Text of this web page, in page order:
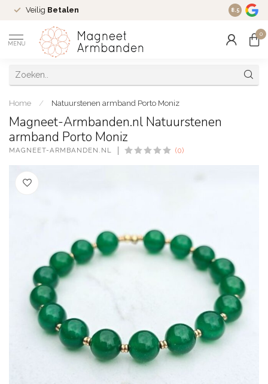
Veilig Betalen Ruim 16
8.5
MENU
0
Home / Natuurstenen armband Porto Moniz
Magneet-Armbanden.nl Natuurstenen
armband Porto Moniz
MAGNEET-ARMBANDEN.NL (0)